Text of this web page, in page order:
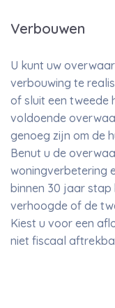
Verbouwen
U kunt uw
verbouwing te
of sluit een tweede
voldoende
genoeg zijn om de
Benut u de
woningverbetering
binnen 30 jaar
verhoogde of de
Kiest u voor een
niet fiscaal